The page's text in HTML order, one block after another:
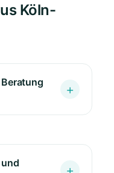
Köln-